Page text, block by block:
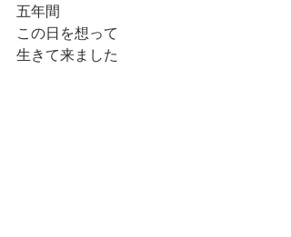
五年間
この日を想って
生きて来ました